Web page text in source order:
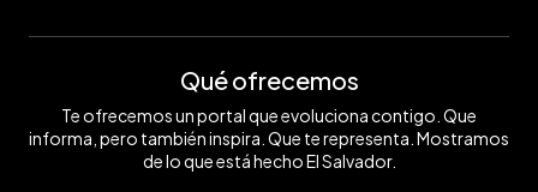
Qué ofrecemos
Te ofrecemos un portal que evoluciona contigo. Que
informa, pero también inspira. Que te representa. Mostramos
de lo que está hecho El Salvador.